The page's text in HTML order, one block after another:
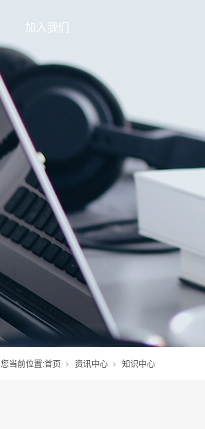
加入我们
您当前位置:首页 资讯中心 知识中心